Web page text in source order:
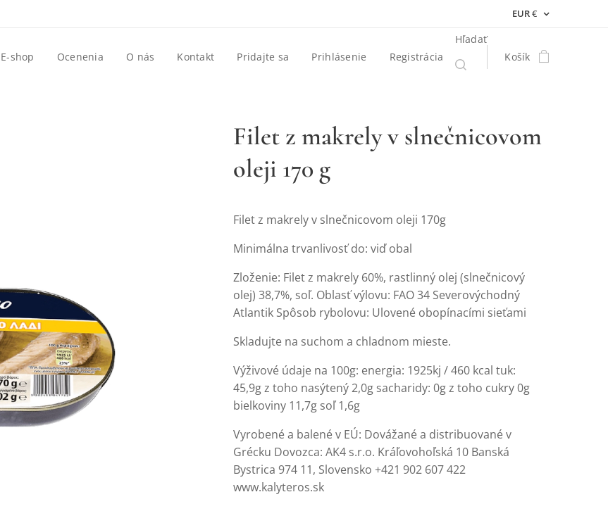
EUR€
E-shop Ocenenia O nás Kontakt Pridajte sa Prihlásenie Registrácia
Hľadať
Košík
Filet z makrely v slnečnicovom
oleji 170 g
Filet z makrely v slnečnicovom oleji 170g
Minimálna trvanlivosť do: viď obal
Zloženie: Filet z makrely 60%, rastlinný olej (slnečnicový
olej) 38,7%, soľ. Oblasť výlovu: FAO 34 Severovýchodný
Atlantik Spôsob rybolovu: Ulovené obopínacími sieťami
Skladujte na suchom a chladnom mieste.
Výživové údaje na 100g: energia: 1925kj / 460 kcal tuk:
45,9g z toho nasýtený 2,0g sacharidy: 0g z toho cukry 0g
bielkoviny 11,7g soľ 1,6g
Vyrobené a balené v EÚ: Dovážané a distribuované v
Grécku Dovozca: AK4 s.r.o. Kráľovohoľská 10 Banská
Bystrica 974 11, Slovensko +421 902 607 422
www.kalyteros.sk